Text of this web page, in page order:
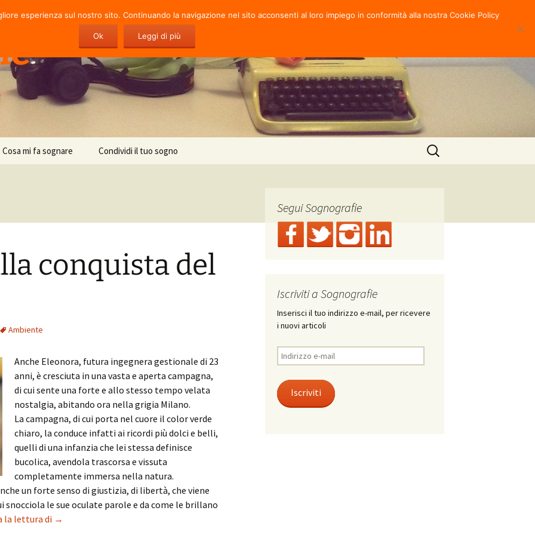
Cosa mi fa sognare Condividi il tuo sogno
Ricerca
per:
conquista del
Ambiente
Anche Eleonora, futura ingegnera gestionale di 23
anni, è cresciuta in una vasta e aperta campagna,
di cui sente una forte e allo stesso tempo velata
nostalgia, abitando ora nella grigia Milano.
La campagna, di cui porta nel cuore il color verde
chiaro, la conduce infatti ai ricordi più dolci e belli,
quelli di una infanzia che lei stessa definisce
bucolica, avendola trascorsa e vissuta
completamente immersa nella natura.
un forte senso di giustizia, di libertà, che viene
le sue oculate parole e da come le brillano
la lettura di Eleonora alla conquista del mondo
→
Segui Sognografie
Iscriviti a Sognografie
Inserisci il tuo indirizzo e-mail, per ricevere
i nuovi articoli
Indirizzo
e-
Iscriviti
esperienza sul nostro sito. Continuando la navigazione nel sito acconsenti al loro impiego in conformità alla nostra Cookie Policy
Ok Leggi di più